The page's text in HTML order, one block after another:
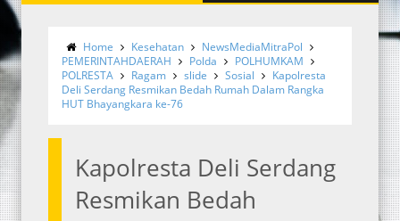
Home Kesehatan
NewsMediaMitraPol
PEMERINTAHDAERAH
Polda
POLHUMKAM
POLRESTA
Ragam slide Sosial
Kapolresta
Deli Serdang Resmikan Bedah Rumah Dalam Rangka
HUT Bhayangkara ke-76
Kapolresta Deli Serdang
Resmikan Bedah